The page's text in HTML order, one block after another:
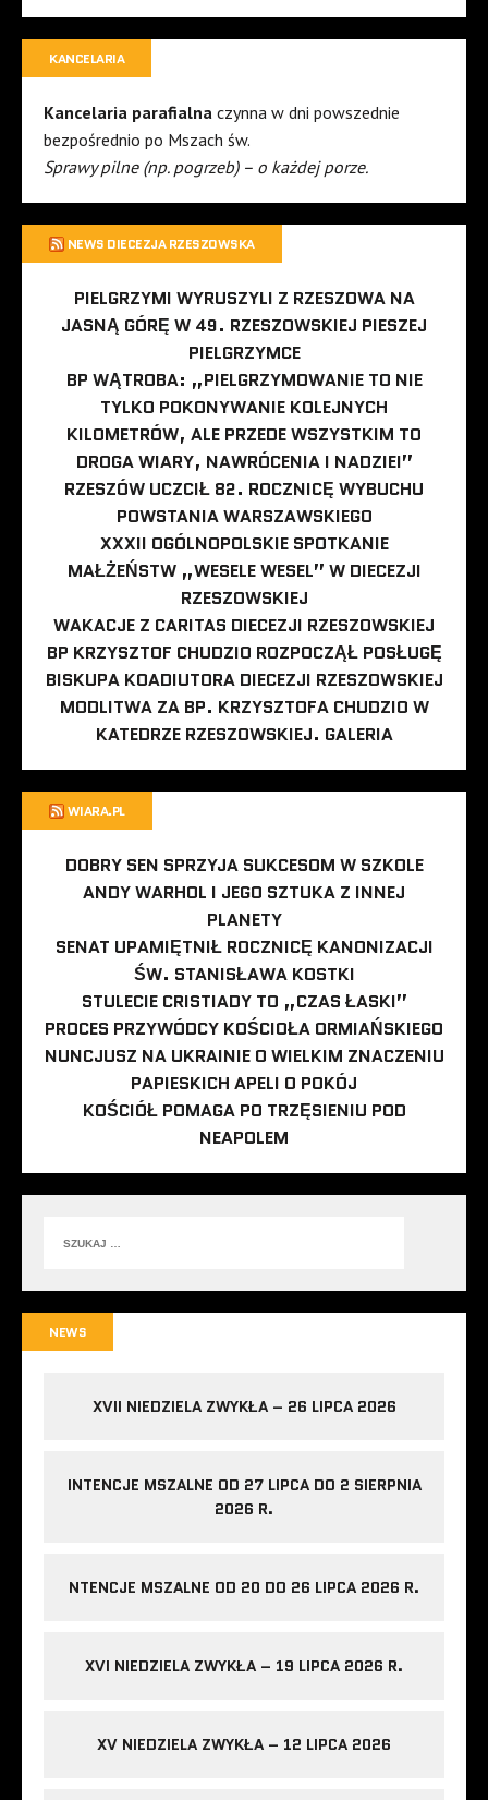
KANCELARIA
Kancelaria parafialna czynna w dni powszednie
bezpośrednio po Mszach św.
Sprawy pilne (np. pogrzeb) – o każdej porze.
NEWS DIECEZJA RZESZOWSKA
PIELGRZYMI WYRUSZYLI Z RZESZOWA NA
JASNĄ GÓRĘ W 49. RZESZOWSKIEJ PIESZEJ
PIELGRZYMCE
BP WĄTROBA: „PIELGRZYMOWANIE TO NIE
TYLKO POKONYWANIE KOLEJNYCH
KILOMETRÓW, ALE PRZEDE WSZYSTKIM TO
DROGA WIARY, NAWRÓCENIA I NADZIEI”
RZESZÓW UCZCIŁ 82. ROCZNICĘ WYBUCHU
POWSTANIA WARSZAWSKIEGO
XXXII OGÓLNOPOLSKIE SPOTKANIE
MAŁŻEŃSTW „WESELE WESEL” W DIECEZJI
RZESZOWSKIEJ
WAKACJE Z CARITAS DIECEZJI RZESZOWSKIEJ
BP KRZYSZTOF CHUDZIO ROZPOCZĄŁ POSŁUGĘ
BISKUPA KOADIUTORA DIECEZJI RZESZOWSKIEJ
MODLITWA ZA BP. KRZYSZTOFA CHUDZIO W
KATEDRZE RZESZOWSKIEJ. GALERIA
WIARA.PL
DOBRY SEN SPRZYJA SUKCESOM W SZKOLE
ANDY WARHOL I JEGO SZTUKA Z INNEJ
PLANETY
SENAT UPAMIĘTNIŁ ROCZNICĘ KANONIZACJI
ŚW. STANISŁAWA KOSTKI
STULECIE CRISTIADY TO „CZAS ŁASKI”
PROCES PRZYWÓDCY KOŚCIOŁA ORMIAŃSKIEGO
NUNCJUSZ NA UKRAINIE O WIELKIM ZNACZENIU
PAPIESKICH APELI O POKÓJ
KOŚCIÓŁ POMAGA PO TRZĘSIENIU POD
NEAPOLEM
NEWS
XVII NIEDZIELA ZWYKŁA – 26 LIPCA 2026
INTENCJE MSZALNE OD 27 LIPCA DO 2 SIERPNIA
2026 R.
NTENCJE MSZALNE OD 20 DO 26 LIPCA 2026 R.
XVI NIEDZIELA ZWYKŁA – 19 LIPCA 2026 R.
XV NIEDZIELA ZWYKŁA – 12 LIPCA 2026